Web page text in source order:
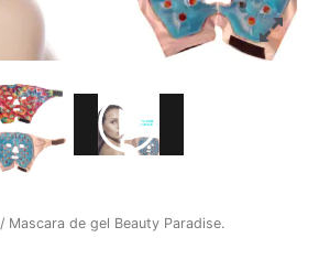
/ Mascara de gel Beauty Paradise.